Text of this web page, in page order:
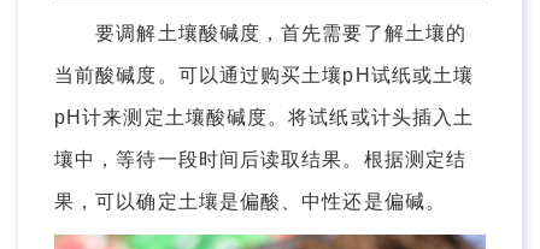
要调解土壤酸碱度，首先需要了解土壤的
当前酸碱度。可以通过购买土壤pH试纸或土壤
pH计来测定土壤酸碱度。将试纸或计头插入土
壤中，等待一段时间后读取结果。根据测定结
果，可以确定土壤是偏酸、中性还是偏碱。